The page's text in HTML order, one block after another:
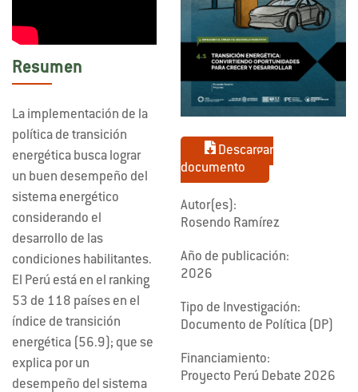
Resumen
La implementación de la
política de transición
energética busca lograr
un buen desempeño del
sistema energético
considerando el
desarrollo de las
condiciones habilitantes.
El Perú está en el ranking
53 de 118 países en el
índice de transición
energética (56.9); que se
explica por un
desempeño del sistema
Descargar
documento
Autor(es):
Rosendo Ramírez
Año de publicación:
2026
Tipo de Investigación:
Documento de Política (DP)
Financiamiento:
Proyecto Perú Debate 2026